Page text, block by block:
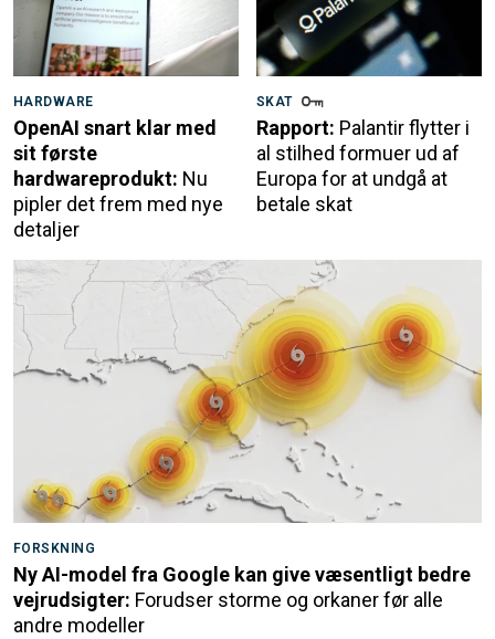
HARDWARE
OpenAI snart klar med
sit første
hardwareprodukt: Nu
pipler det frem med nye
detaljer
SKAT
Rapport: Palantir flytter i
al stilhed formuer ud af
Europa for at undgå at
betale skat
FORSKNING
Ny AI-model fra Google kan give væsentligt bedre
vejrudsigter: Forudser storme og orkaner før alle
andre modeller